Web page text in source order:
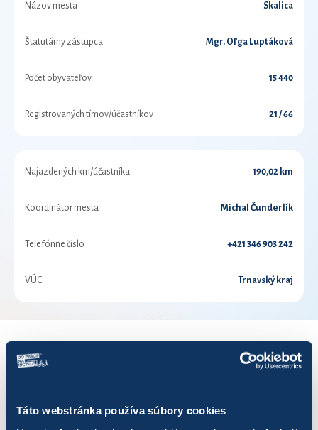
Táto webstránka používa súbory cookies
Názov mesta Skalica
Štatutárny zástupca Mgr. Oľga Luptáková
Počet obyvateľov 15 440
Registrovaných tímov/účastníkov 21 / 66
Najazdených km/účastníka 190,02 km
Koordinátor mesta Michal Čunderlík
Telefónne číslo +421 346 903 242
VÚC Trnavský kraj
VÝSLEDKY PRE ROK 2026
Zobraziť výsledkov